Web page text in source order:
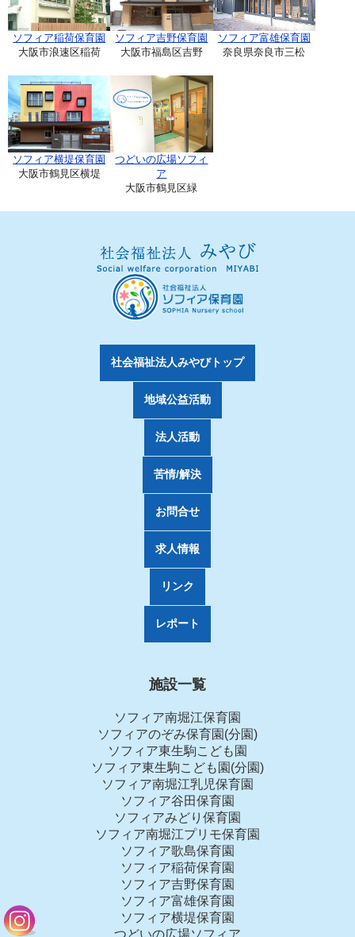
ソフィア稲荷保育園
大阪市浪速区稲荷
ソフィア吉野保育園
大阪市福島区吉野
ソフィア富雄保育園
奈良県奈良市三松
ソフィア横堤保育園
大阪市鶴見区横堤
つどいの広場ソフィ
ア
大阪市鶴見区緑
社会福祉法人みやびトップ
地域公益活動
法人活動
苦情/解決
お問合せ
求人情報
リンク
レポート
施設一覧
ソフィア南堀江保育園
ソフィアのぞみ保育園(分園)
ソフィア東生駒こども園
ソフィア東生駒こども園(分園)
ソフィア南堀江乳児保育園
ソフィア谷田保育園
ソフィアみどり保育園
ソフィア南堀江プリモ保育園
ソフィア歌島保育園
ソフィア稲荷保育園
ソフィア吉野保育園
ソフィア富雄保育園
ソフィア横堤保育園